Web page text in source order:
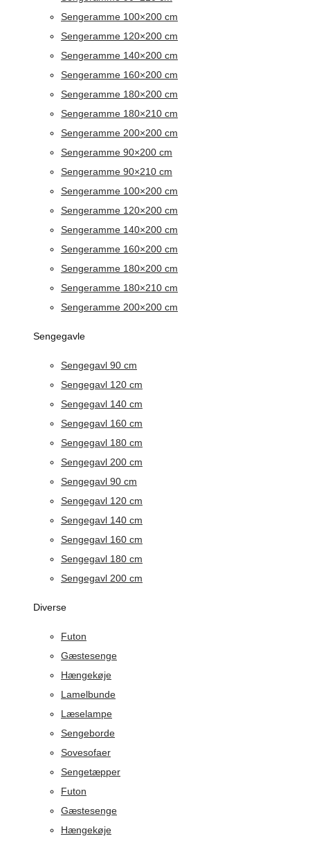
Sengeramme 100×200 cm
Sengeramme 120×200 cm
Sengeramme 140×200 cm
Sengeramme 160×200 cm
Sengeramme 180×200 cm
Sengeramme 180×210 cm
Sengeramme 200×200 cm
Sengeramme 90×200 cm
Sengeramme 90×210 cm
Sengeramme 100×200 cm
Sengeramme 120×200 cm
Sengeramme 140×200 cm
Sengeramme 160×200 cm
Sengeramme 180×200 cm
Sengeramme 180×210 cm
Sengeramme 200×200 cm
Sengegavle
Sengegavl 90 cm
Sengegavl 120 cm
Sengegavl 140 cm
Sengegavl 160 cm
Sengegavl 180 cm
Sengegavl 200 cm
Sengegavl 90 cm
Sengegavl 120 cm
Sengegavl 140 cm
Sengegavl 160 cm
Sengegavl 180 cm
Sengegavl 200 cm
Diverse
Futon
Gæstesenge
Hængekøje
Lamelbunde
Læselampe
Sengeborde
Sovesofaer
Sengetæpper
Futon
Gæstesenge
Hængekøje